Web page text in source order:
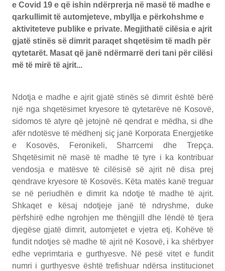
e Covid 19 e që ishin ndërprerja në masë të madhe e
qarkullimit të automjeteve, mbyllja e përkohshme e
aktiviteteve publike e private. Megjithatë cilësia e ajrit
gjatë stinës së dimrit paraqet shqetësim të madh për
qytetarët. Masat që janë ndërmarrë deri tani për cilësi
më të mirë të ajrit...
Ndotja e madhe e ajrit gjatë stinës së dimrit është bërë
një nga shqetësimet kryesore të qytetarëve në Kosovë,
sidomos të atyre që jetojnë në qendrat e mëdha, si dhe
afër ndotësve të mëdhenj siç janë Korporata Energjetike
e Kosovës, Feronikeli, Sharrcemi dhe Trepça.
Shqetësimit në masë të madhe të tyre i ka kontribuar
vendosja e matësve të cilësisë së ajrit në disa prej
qendrave kryesore të Kosovës. Këta matës kanë treguar
se në periudhën e dimrit ka ndotje të madhe të ajrit.
Shkaqet e kësaj ndotjeje janë të ndryshme, duke
përfshirë edhe ngrohjen me thëngjill dhe lëndë të tjera
djegëse gjatë dimrit, automjetet e vjetra etj. Kohëve të
fundit ndotjes së madhe të ajrit në Kosovë, i ka shërbyer
edhe veprimtaria e gurthyesve. Në pesë vitet e fundit
numri i gurthyesve është trefishuar ndërsa institucionet